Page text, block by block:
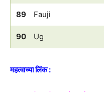
89 Fauji
90 Ug
महत्वाच्या लिंक :